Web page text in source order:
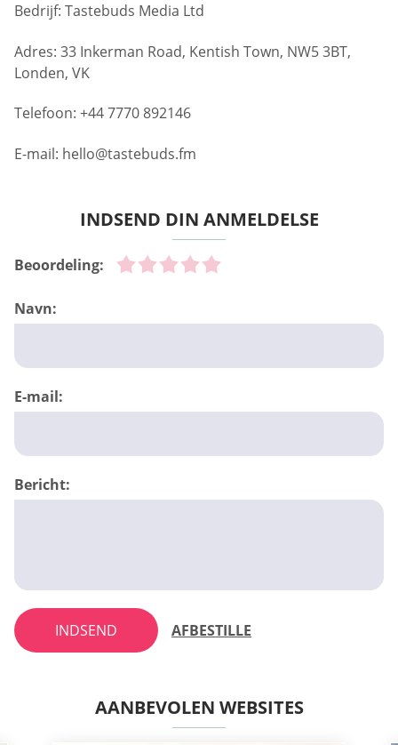
Bedrijf: Tastebuds Media Ltd
Adres: 33 Inkerman Road, Kentish Town, NW5 3BT,
Londen, VK
Telefoon: +44 7770 892146
E-mail: hello@tastebuds.fm
INDSEND DIN ANMELDELSE
Beoordeling:
Navn:
E-mail:
Bericht:
INDSEND AFBESTILLE
AANBEVOLEN WEBSITES